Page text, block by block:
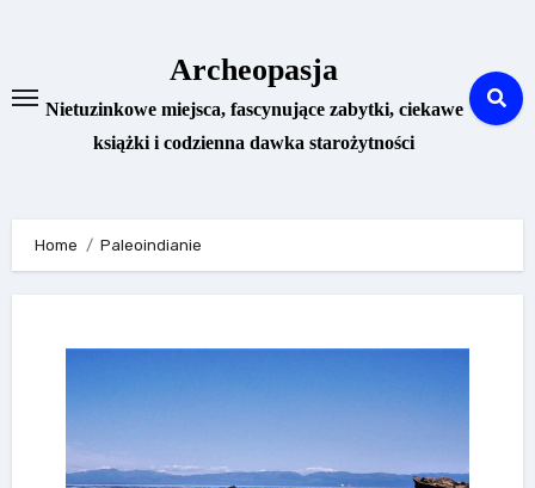
Archeopasja
Nietuzinkowe miejsca, fascynujące zabytki, ciekawe
książki i codzienna dawka starożytności
Home Paleoindianie